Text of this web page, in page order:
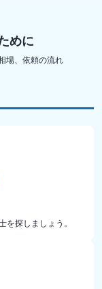
めに
場、依頼の流れ
探しましょう。